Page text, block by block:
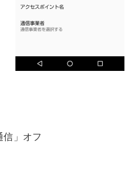
」オフ